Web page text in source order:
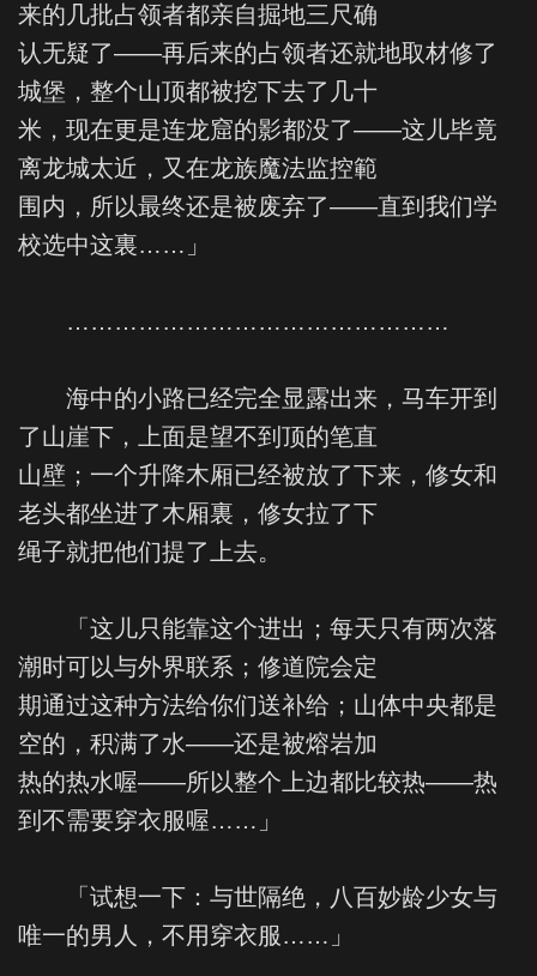
来的几批占领者都亲自掘地三尺确
认无疑了——再后来的占领者还就地取材修了
城堡，整个山顶都被挖下去了几十
米，现在更是连龙窟的影都没了——这儿毕竟
离龙城太近，又在龙族魔法监控範
围内，所以最终还是被废弃了——直到我们学
校选中这裏……」
…………………………………………
海中的小路已经完全显露出来，马车开到
了山崖下，上面是望不到顶的笔直
山壁；一个升降木厢已经被放了下来，修女和
老头都坐进了木厢裏，修女拉了下
绳子就把他们提了上去。
「这儿只能靠这个进出；每天只有两次落
潮时可以与外界联系；修道院会定
期通过这种方法给你们送补给；山体中央都是
空的，积满了水——还是被熔岩加
热的热水喔——所以整个上边都比较热——热
到不需要穿衣服喔……」
「试想一下：与世隔绝，八百妙龄少女与
唯一的男人，不用穿衣服……」